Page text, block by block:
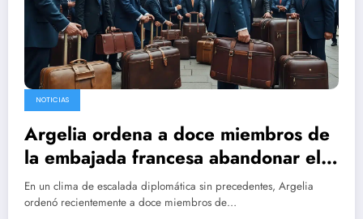
NOTICIAS
Argelia ordena a doce miembros de
la embajada francesa abandonar el
país en 48 horas, mientras París se
prepara para tomar represalias.
En un clima de escalada diplomática sin precedentes, Argelia
ordenó recientemente a doce miembros de…